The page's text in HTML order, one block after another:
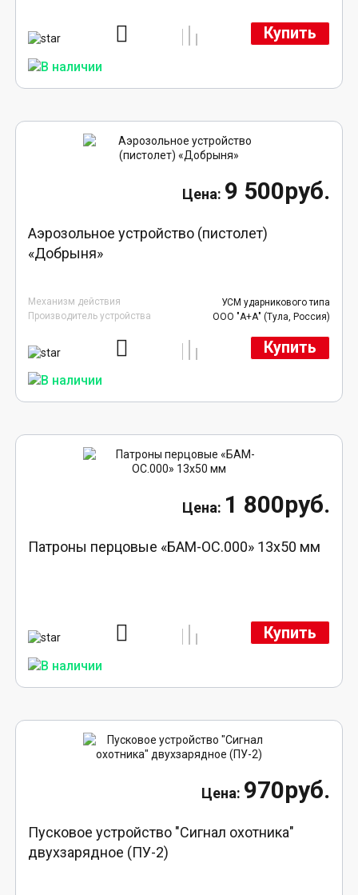
Купить
9 500руб.
Аэрозольное устройство (пистолет)
«Добрыня»
Механизм действия
УСМ ударникового типа
Производитель устройства
ООО "А+А" (Тула, Россия)
Купить
1 800руб.
Патроны перцовые «БАМ-ОС.000» 13х50 мм
Купить
970руб.
Пусковое устройство "Сигнал охотника"
двухзарядное (ПУ-2)